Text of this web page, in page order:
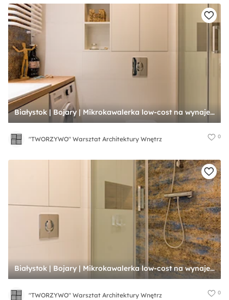
Białystok | Bojary | Mikrokawalerka low-cost na wynajem - Łazienka, styl nowoczesny - zdjęcie od "TWORZYWO" Warsztat Architektury Wnętrz
"TWORZYWO" Warsztat Architektury Wnętrz 0
Białystok | Bojary | Mikrokawalerka low-cost na wynajem - Łazienka, styl nowoczesny - zdjęcie od "TWORZYWO" Warsztat Architektury Wnętrz
"TWORZYWO" Warsztat Architektury Wnętrz 0